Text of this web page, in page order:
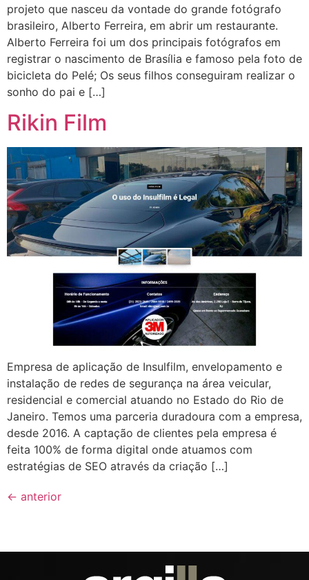
projeto que nasceu da vontade do grande fotógrafo
brasileiro, Alberto Ferreira, em abrir um restaurante.
Alberto Ferreira foi um dos principais fotógrafos em
registrar o nascimento de Brasília e famoso pela foto de
bicicleta do Pelé; Os seus filhos conseguiram realizar o
sonho do pai e […]
Rikin Film
Empresa de aplicação de Insulfilm, envelopamento e
instalação de redes de segurança na área veicular,
residencial e comercial atuando no Estado do Rio de
Janeiro. Temos uma parceria duradoura com a empresa,
desde 2016. A captação de clientes pela empresa é
feita 100% de forma digital onde atuamos com
estratégias de SEO através da criação […]
← anterior